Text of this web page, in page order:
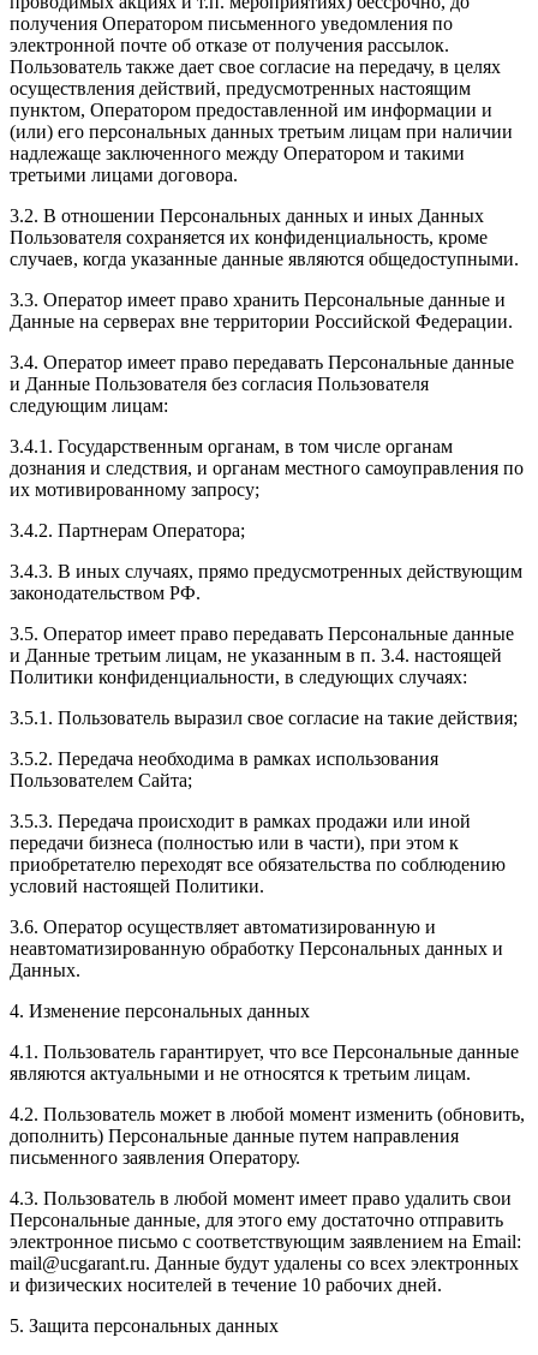
получения Оператором письменного уведомления по
электронной почте об отказе от получения рассылок.
Пользователь также дает свое согласие на передачу, в целях
осуществления действий, предусмотренных настоящим
пунктом, Оператором предоставленной им информации и
(или) его персональных данных третьим лицам при наличии
надлежаще заключенного между Оператором и такими
третьими лицами договора.
3.2. В отношении Персональных данных и иных Данных
Пользователя сохраняется их конфиденциальность, кроме
случаев, когда указанные данные являются общедоступными.
3.3. Оператор имеет право хранить Персональные данные и
Данные на серверах вне территории Российской Федерации.
3.4. Оператор имеет право передавать Персональные данные
и Данные Пользователя без согласия Пользователя
следующим лицам:
3.4.1. Государственным органам, в том числе органам
дознания и следствия, и органам местного самоуправления по
их мотивированному запросу;
3.4.2. Партнерам Оператора;
3.4.3. В иных случаях, прямо предусмотренных действующим
законодательством РФ.
3.5. Оператор имеет право передавать Персональные данные
и Данные третьим лицам, не указанным в п. 3.4. настоящей
Политики конфиденциальности, в следующих случаях:
3.5.1. Пользователь выразил свое согласие на такие действия;
3.5.2. Передача необходима в рамках использования
Пользователем Сайта;
3.5.3. Передача происходит в рамках продажи или иной
передачи бизнеса (полностью или в части), при этом к
приобретателю переходят все обязательства по соблюдению
условий настоящей Политики.
3.6. Оператор осуществляет автоматизированную и
неавтоматизированную обработку Персональных данных и
Данных.
4. Изменение персональных данных
4.1. Пользователь гарантирует, что все Персональные данные
являются актуальными и не относятся к третьим лицам.
4.2. Пользователь может в любой момент изменить (обновить,
дополнить) Персональные данные путем направления
письменного заявления Оператору.
4.3. Пользователь в любой момент имеет право удалить свои
Персональные данные, для этого ему достаточно отправить
электронное письмо с соответствующим заявлением на Email:
mail@ucgarant.ru. Данные будут удалены со всех электронных
и физических носителей в течение 10 рабочих дней.
5. Защита персональных данных